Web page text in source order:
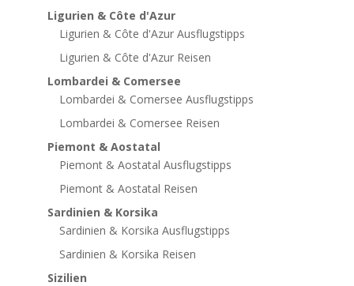
Ligurien & Côte d'Azur
Ligurien & Côte d'Azur Ausflugstipps
Ligurien & Côte d'Azur Reisen
Lombardei & Comersee
Lombardei & Comersee Ausflugstipps
Lombardei & Comersee Reisen
Piemont & Aostatal
Piemont & Aostatal Ausflugstipps
Piemont & Aostatal Reisen
Sardinien & Korsika
Sardinien & Korsika Ausflugstipps
Sardinien & Korsika Reisen
Sizilien